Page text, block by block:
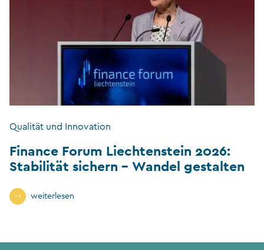
Qualität und Innovation
Finance Forum Liechtenstein 2026:
Stabilität sichern – Wandel gestalten
weiterlesen